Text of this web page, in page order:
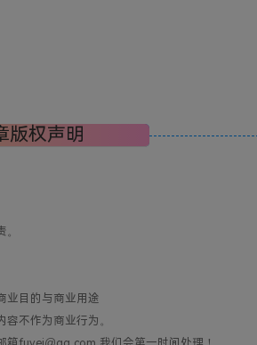
版权声明
业目的与商业用途
不作为商业行为。